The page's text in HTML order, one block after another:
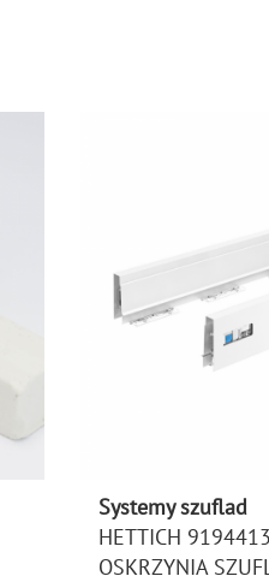
Systemy szuflad
HETTICH
OSKRZYNIA